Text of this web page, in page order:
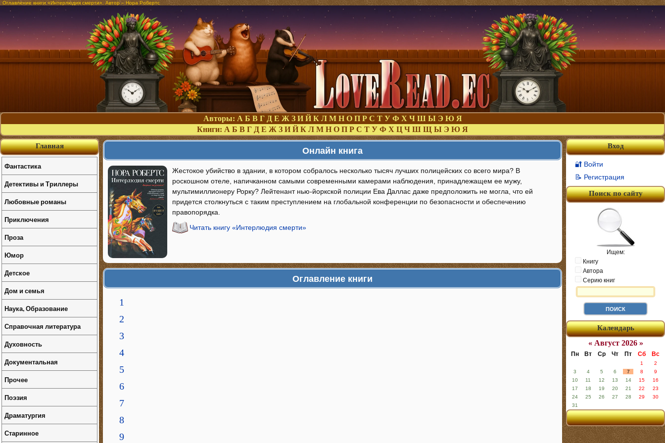
Оглавление книги «Интерлюдия смерти». Автор – Нора Робертс
Авторы: А Б В Г Д Е Ж З И Й К Л М Н О П Р С Т У Ф Х Ч Ш Ы Э Ю Я
Книги: А Б В Г Д Е Ж З И Й К Л М Н О П Р С Т У Ф Х Ц Ч Ш Щ Ы Э Ю Я
Онлайн книга
Жестокое убийство в здании, в котором собралось несколько тысяч лучших полицейских со всего мира? В
роскошном отеле, напичканном самыми современными камерами наблюдения, принадлежащем ее мужу,
мультимиллионеру Рорку? Лейтенант нью-йоркской полиции Ева Даллас даже предположить не могла, что ей
придется столкнуться с таким преступлением на глобальной конференции по безопасности и обеспечению
правопорядка.
Читать книгу «Интерлюдия смерти»
Оглавление книги
1
2
3
4
5
6
7
8
9
Вход
🔐 Войти
📝 Регистрация
Поиск по сайту
Ищем:
Книгу
Автора
Серию книг
Календарь
« Август 2026 »
Пн Вт Ср Чт Пт Сб Вс
1
2
3
4 5 6 7 8
9
10
11 12 13 14 15
16
17
18 19 20 21 22
23
24
25 26 27 28 29
30
31
Главная
Фантастика
Детективы и Триллеры
Любовные романы
Приключения
Проза
Юмор
Детское
Дом и семья
Наука, Образование
Справочная литература
Духовность
Документальная
Прочее
Поэзия
Драматургия
Старинное